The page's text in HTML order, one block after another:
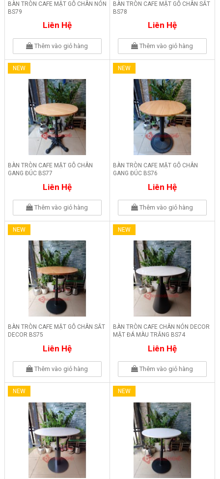
BÀN TRÒN CAFE MẶT GỖ CHÂN NÓN
BS79
Liên Hệ
Thêm vào giỏ hàng
BÀN TRÒN CAFE MẶT GỖ CHÂN SẮT
BS78
Liên Hệ
Thêm vào giỏ hàng
NEW
BÀN TRÒN CAFE MẶT GỖ CHÂN
GANG ĐÚC BS77
Liên Hệ
Thêm vào giỏ hàng
NEW
BÀN TRÒN CAFE MẶT GỖ CHÂN
GANG ĐÚC BS76
Liên Hệ
Thêm vào giỏ hàng
NEW
BÀN TRÒN CAFE MẶT GỖ CHÂN SẮT
DECOR BS75
Liên Hệ
Thêm vào giỏ hàng
NEW
BÀN TRÒN CAFE CHÂN NÓN DECOR
MẶT ĐÁ MÀU TRẮNG BS74
Liên Hệ
Thêm vào giỏ hàng
NEW NEW